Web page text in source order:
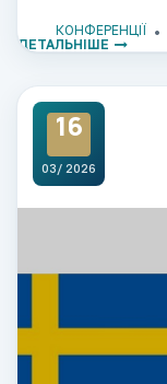
КОНФЕРЕНЦІЇ
ДЕТАЛЬНІШЕ
16
03/ 2026